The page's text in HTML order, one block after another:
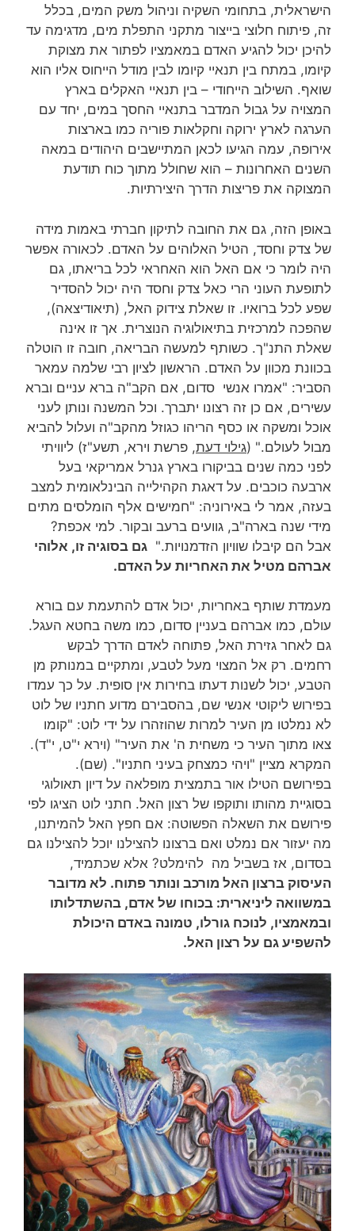
הישראלית, בתחומי השקיה וניהול משק המים, בכלל
זה, פיתוח חלוצי בייצור מתקני התפלת מים, מדגימה עד
להיכן יכול להגיע האדם במאמציו לפתור את מצוקת
קיומו, במתח בין תנאיי קיומו לבין מודל הייחוס אליו הוא
שואף. השילוב הייחודי – בין תנאיי האקלים בארץ
המצויה על גבול המדבר בתנאיי החסך במים, יחד עם
הערגה לארץ ירוקה וחקלאות פוריה כמו בארצות
אירופה, עמה הגיעו לכאן המתיישבים היהודים במאה
השנים האחרונות – הוא שחולל מתוך כוח תודעת
המצוקה את פריצות הדרך היצירתיות.
באופן הזה, גם את החובה לתיקון חברתי באמות מידה
של צדק וחסד, הטיל האלוהים על האדם. לכאורה אפשר
היה לומר כי אם האל הוא האחראי לכל בריאתו, גם
לתופעת העוני הרי כאל צדק וחסד היה יכול להסדיר
שפע לכל ברואיו. זו שאלת צידוק האל, (תיאודיצאה),
שהפכה למרכזית בתיאולוגיה הנוצרית. אך זו אינה
שאלת התנ"ך. כשותף למעשה הבריאה, חובה זו הוטלה
בכוונת מכוון על האדם. הראשון לציון רבי שלמה עמאר
הסביר: "אמרו אנשי סדום, אם הקב"ה ברא עניים וברא
עשירים, אם כן זה רצונו יתברך. וכל המשנה ונותן לעני
אוכל ומשקה או כסף הריהו כגוזל מהקב"ה ועלול להביא
מבול לעולם." (גילוי דעת, פרשת וירא, תשע"ז) ליוויתי
לפני כמה שנים בביקורו בארץ גנרל אמריקאי בעל
ארבעה כוכבים. על דאגת הקהילייה הבינלאומית למצב
בעזה, אמר לי באירוניה: "חמישים אלף הומלסים מתים
מידי שנה בארה"ב, גוועים ברעב ובקור. למי אכפת?
אבל הם קיבלו שוויון הזדמנויות." גם בסוגיה זו, אלוהי
אברהם מטיל את האחריות על האדם.
מעמדת שותף באחריות, יכול אדם להתעמת עם בורא
עולם, כמו אברהם בעניין סדום, כמו משה בחטא העגל.
גם לאחר גזירת האל, פתוחה לאדם הדרך לבקש
רחמים. רק אל המצוי מעל לטבע, ומתקיים במנותק מן
הטבע, יכול לשנות דעתו בחירות אין סופית. על כך עמדו
בפירוש ליקוטי אנשי שם, בהסבירם מדוע חתניו של לוט
לא נמלטו מן העיר למרות שהוזהרו על ידי לוט: "קומו
צאו מתוך העיר כי משחית ה' את העיר" (וירא י"ט, י"ד).
המקרא מציין "ויהי כמצחק בעיני חתניו". (שם).
בפירושם הטילו אור בתמצית מופלאה על דיון תאולוגי
בסוגיית מהותו ותוקפו של רצון האל. חתני לוט הציגו לפי
פירושם את השאלה הפשוטה: אם חפץ האל להמיתנו,
מה יעזור אם נמלט ואם ברצונו להצילנו יוכל להצילנו גם
בסדום, אז בשביל מה להימלט? אלא שכתמיד,
העיסוק ברצון האל מורכב ונותר פתוח. לא מדובר
במשוואה ליניארית: בכוחו של אדם, בהשתדלותו
ובמאמציו, לנוכח גורלו, טמונה באדם היכולת
להשפיע גם על רצון האל.